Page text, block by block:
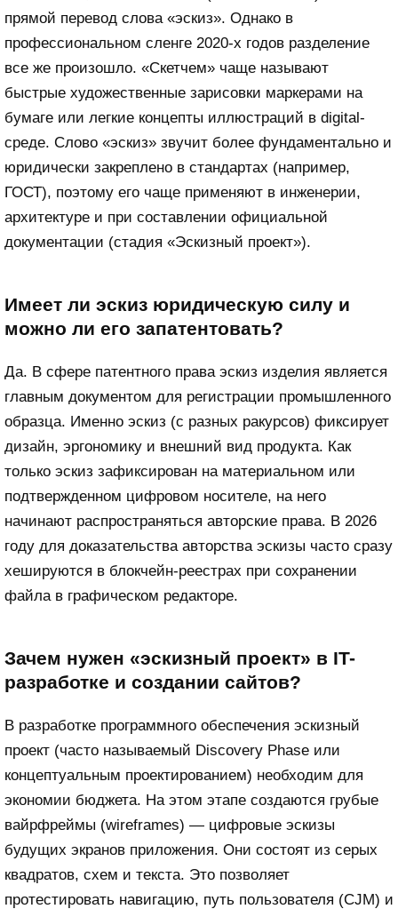
прямой перевод слова «эскиз». Однако в
профессиональном сленге 2020-х годов разделение
все же произошло. «Скетчем» чаще называют
быстрые художественные зарисовки маркерами на
бумаге или легкие концепты иллюстраций в digital-
среде. Слово «эскиз» звучит более фундаментально и
юридически закреплено в стандартах (например,
ГОСТ), поэтому его чаще применяют в инженерии,
архитектуре и при составлении официальной
документации (стадия «Эскизный проект»).
Имеет ли эскиз юридическую силу и
можно ли его запатентовать?
Да. В сфере патентного права эскиз изделия является
главным документом для регистрации промышленного
образца. Именно эскиз (с разных ракурсов) фиксирует
дизайн, эргономику и внешний вид продукта. Как
только эскиз зафиксирован на материальном или
подтвержденном цифровом носителе, на него
начинают распространяться авторские права. В 2026
году для доказательства авторства эскизы часто сразу
хешируются в блокчейн-реестрах при сохранении
файла в графическом редакторе.
Зачем нужен «эскизный проект» в IT-
разработке и создании сайтов?
В разработке программного обеспечения эскизный
проект (часто называемый Discovery Phase или
концептуальным проектированием) необходим для
экономии бюджета. На этом этапе создаются грубые
вайрфреймы (wireframes) — цифровые эскизы
будущих экранов приложения. Они состоят из серых
квадратов, схем и текста. Это позволяет
протестировать навигацию, путь пользователя (CJM) и